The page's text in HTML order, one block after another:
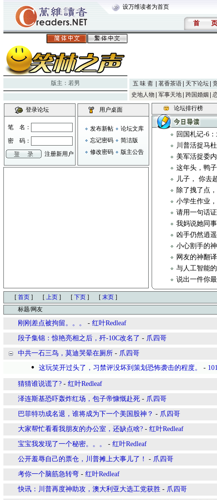
设万维读者为首页
首 页
版主： 若男 五 味 斋 茗香茶语 天下论坛
史地人物
军事天地 跨国婚姻
登录论坛
笔 名：
密 码：
注册新用户
用户桌面
发布新帖
论坛文库
忘记密码
简洁版
修改密码
版主公告
论坛排行榜
回国札记-6
川普活捉马
美军活捉委
这年头，鸭
儿子， 你去
除了拽了点
小学生作业
请用一句话
我妈说她同
凶手仍然逍
小心割手的
网友的神翻
与人工智能
说出一件你
[ 首页 ] [ 上页 ] [ 下页 ] [ 末页 ]
标题/网友
刚刚差点被拘留。。。 - 红叶Redleaf
段子集锦：惊艳亮相之后，歼-10C改名了 - 爪四哥
中共一石三鸟，莫迪哭晕在厕所 - 爪四哥
这玩笑开过头了，习禁评没坏到策划恐怖袭击的程度。
-
猜猜谁说谎了? - 红叶Redleaf
泽连斯基恐吓轰炸红场，包子帝慷慨赴死 - 爪四哥
巴菲特功成名退，谁将成为下一个美国股神？ - 爪四哥
大家帮忙看看我朋友的办公室，还缺点啥? - 红叶Redleaf
宝宝我发现了一个秘密。。。 - 红叶Redleaf
公开羞辱自己的票仓，川普摊上大事儿了！ - 爪四哥
考你一个脑筋急转弯 - 红叶Redleaf
快讯：川普再度神助攻，澳大利亚大选工党获胜 - 爪四哥